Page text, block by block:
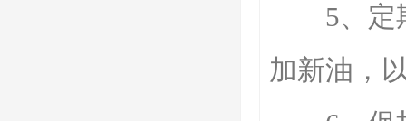
5、定期
加新油，